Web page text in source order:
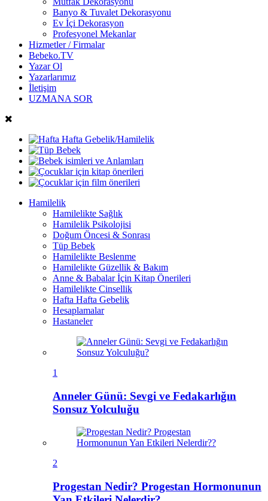
Banyo & Tuvalet Dekorasyonu
Ev İçi Dekorasyon
Profesyonel Mekanlar
Hizmetler / Firmalar
Bebeko.TV
Yazar Ol
Yazarlarımız
İletişim
UZMANA SOR
Hamilelik
Hamilelikte Sağlık
Hamilelik Psikolojisi
Doğum Öncesi & Sonrası
Tüp Bebek
Hamilelikte Beslenme
Hamilelikte Güzellik & Bakım
Anne & Babalar İçin Kitap Önerileri
Hamilelikte Cinsellik
Hafta Hafta Gebelik
Hesaplamalar
Hastaneler
1
Anneler Günü: Sevgi ve Fedakarlığın
Sonsuz Yolculuğu
2
Progestan Nedir? Progestan Hormonunun